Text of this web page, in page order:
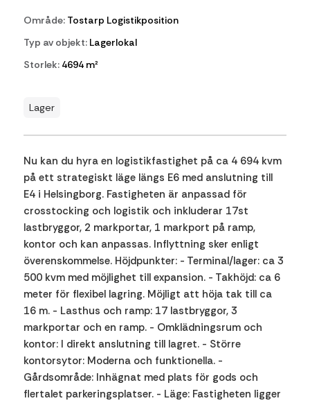
Område:Tostarp Logistikposition
Typ av objekt:Lagerlokal
Storlek:4694 m²
Lager
Nu kan du hyra en logistikfastighet på ca 4 694 kvm
på ett strategiskt läge längs E6 med anslutning till
E4 i Helsingborg. Fastigheten är anpassad för
crosstocking och logistik och inkluderar 17st
lastbryggor, 2 markportar, 1 markport på ramp,
kontor och kan anpassas. Inflyttning sker enligt
överenskommelse. Höjdpunkter: - Terminal/lager: ca 3
500 kvm med möjlighet till expansion. - Takhöjd: ca 6
meter för flexibel lagring. Möjligt att höja tak till ca
16 m. - Lasthus och ramp: 17 lastbryggor, 3
markportar och en ramp. - Omklädningsrum och
kontor: I direkt anslutning till lagret. - Större
kontorsytor: Moderna och funktionella. -
Gårdsområde: Inhägnat med plats för gods och
flertalet parkeringsplatser. - Läge: Fastigheten ligger